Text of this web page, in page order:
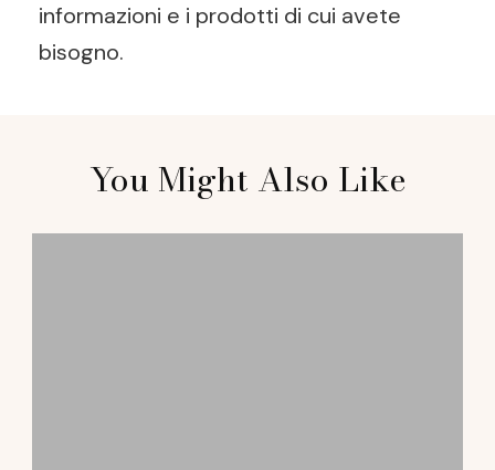
informazioni e i prodotti di cui avete
bisogno.
Navigation
You Might Also Like